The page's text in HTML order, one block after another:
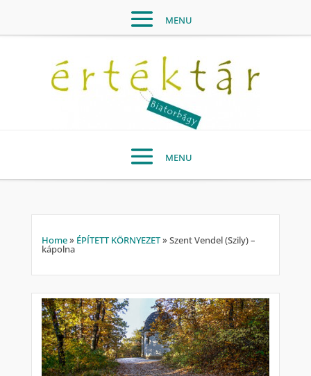
Home» ÉPÍTETT KÖRNYEZET» Szent Vendel (Szily) –
kápolna